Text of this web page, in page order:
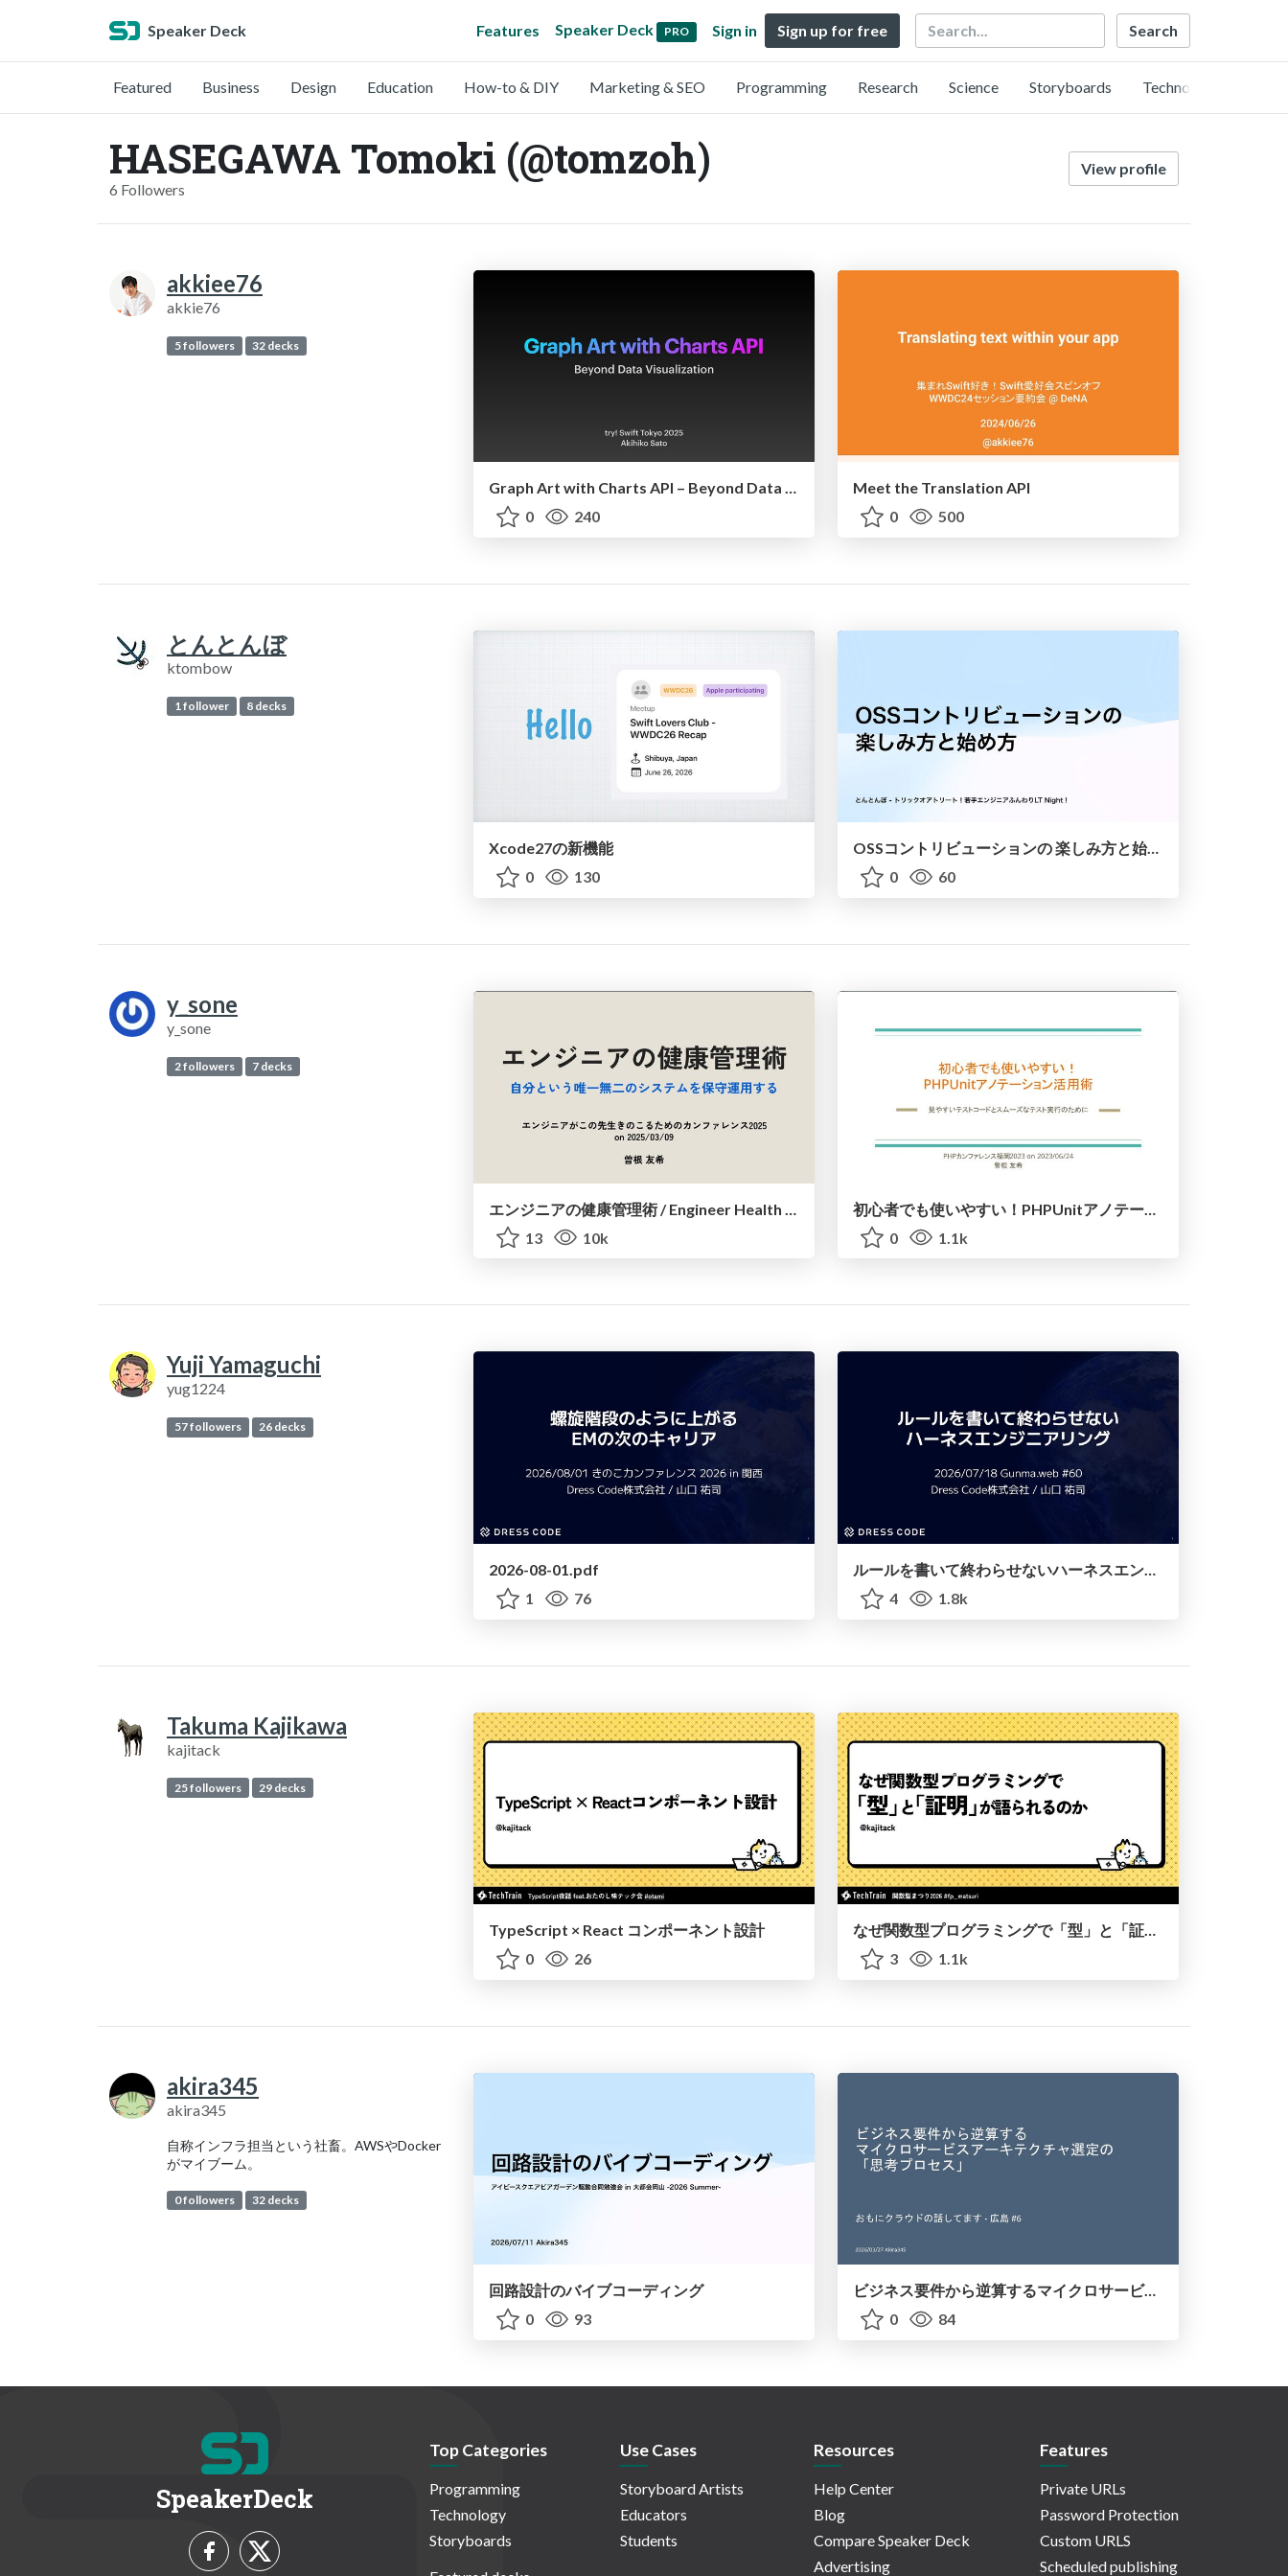
Speaker Deck Features Speaker Deck PRO Sign in Sign up for free Search
Featured Business Design Education How-to & DIY Marketing & SEO Programming Research Science Storyboards Technology
HASEGAWA Tomoki (@tomzoh)
6 Followers
View profile
akkiee76
akkie76
5 followers 32 decks
Graph Art with Charts API – Beyond Data Visualization
0
240
Meet the Translation API
0
500
とんとんぼ
ktombow
1 follower 8 decks
Xcode27の新機能
0
130
OSSコントリビューションの 楽しみ方と始め方
0
60
y_sone
y_sone
2 followers 7 decks
13
10k
0
1.1k
Yuji Yamaguchi
yug1224
57 followers 26 decks
2026-08-01.pdf
1
76
4
1.8k
Takuma Kajikawa
kajitack
25 followers 29 decks
TypeScript × React コンポーネント設計
0
26
なぜ関数型プログラミングで「型」と「証明」が語られるのか #fp_matsuri
3
1.1k
akira345
akira345
自称インフラ担当という社畜。AWSやDocker
がマイブーム。
0 followers 32 decks
回路設計のバイブコーディング
0
93
ビジネス要件から逆算するマイクロサービスアーキテクチャ選定の「思考プロセス」
0
84
SpeakerDeck
Top Categories
Programming
Technology
Storyboards
Use Cases
Storyboard Artists
Educators
Students
Resources
Help Center
Blog
Compare Speaker Deck
Advertising
Features
Private URLs
Password Protection
Custom URLS
Scheduled publishing